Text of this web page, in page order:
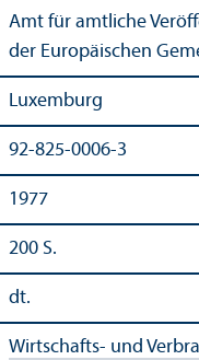
Amt für amtliche
der Europäischen
Luxemburg
92-825-0006-3
1977
200 S.
dt.
Wirtschafts- und